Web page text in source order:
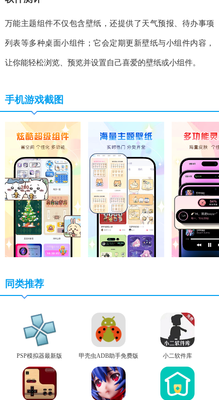
万能主题组件不仅包含壁纸，还提供了天气预报、待办事项
列表等多种桌面小组件；它会定期更新壁纸与小组件内容，
让你能轻松浏览、预览并设置自己喜爱的壁纸或小组件。
手机游戏截图
同类推荐
PSP模拟器最新版 甲壳虫ADB助手免费版 小二软件库